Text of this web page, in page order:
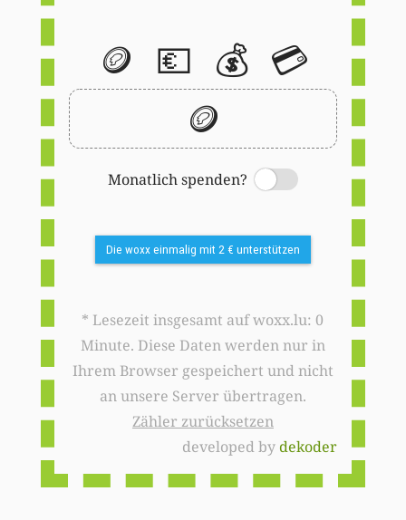
🪙 💶 💰 💳
🪙
Monatlich spenden?
Switch
Die woxx einmalig mit 2 € unterstützen
* Lesezeit insgesamt auf woxx.lu: 0
Minute. Diese Daten werden nur in
Ihrem Browser gespeichert und nicht
an unsere Server übertragen.
Zähler zurücksetzen
developed bydekoder